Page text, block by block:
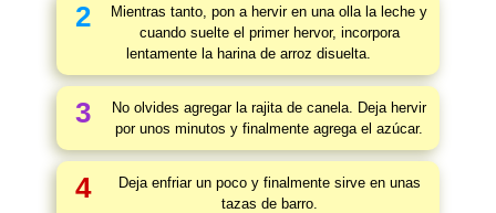
2
Mientras tanto, pon a hervir en una olla la leche y
cuando suelte el primer hervor, incorpora
lentamente la harina de arroz disuelta.
3
No olvides agregar la rajita de canela. Deja hervir
por unos minutos y finalmente agrega el azúcar.
4
Deja enfriar un poco y finalmente sirve en unas
tazas de barro.